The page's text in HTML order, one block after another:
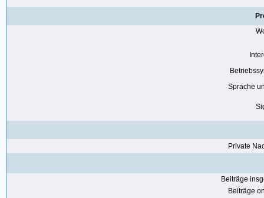
Sprache
Private
Beiträge
Beiträge